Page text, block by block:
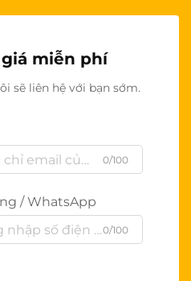
miễn phí
sẽ liên hệ với bạn sớm.
0/100
/ WhatsApp
0/100